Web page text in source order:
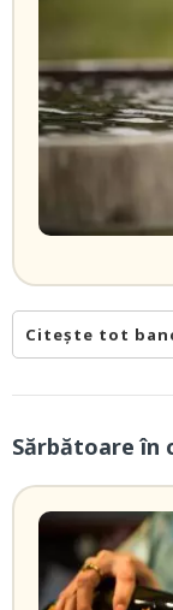
Citește tot
Sărbătoare în